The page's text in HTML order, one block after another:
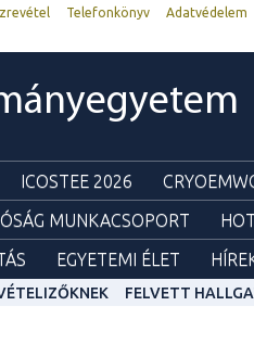
Telefonkönyv
Adatvédelem
ICOSTEE 2026
MUNKACSOPORT
EGYETEMI ÉLET
FELVETT